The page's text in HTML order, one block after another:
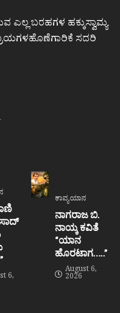
ಎಲ್ಲ ಬರಹಗಳ ಹಕ್ಕುಸ್ವಾಮ್ಯ
ಸದರಿ
6,
ಕಾವ್ಯಯಾನ
ನಾಗರಾಜ ಬಿ.
ನಾಯ್ಕ ಕವಿತೆ
“ಯಾನ
ಹೊರಟಾಗ…..”
August 6,
2026